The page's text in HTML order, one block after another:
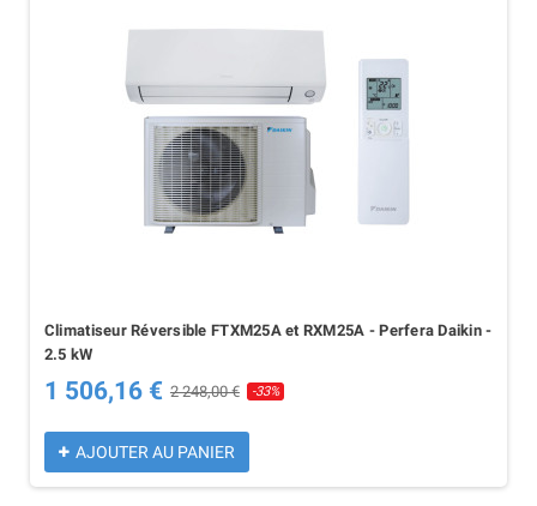
Climatiseur Réversible FTXM25A et RXM25A - Perfera Daikin -
2.5 kW
1 506,16 € 2 248,00 € -33%
AJOUTER AU PANIER